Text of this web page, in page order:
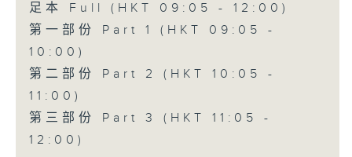
足本 Full (HKT 09:05 - 12:00)
第一部份 Part 1 (HKT 09:05 -
10:00)
第二部份 Part 2 (HKT 10:05 -
11:00)
第三部份 Part 3 (HKT 11:05 -
12:00)